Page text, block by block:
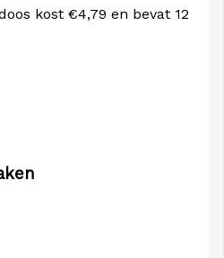
kost €4,79 en bevat 12